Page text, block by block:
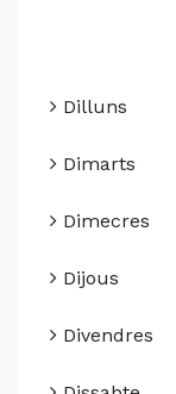
Dilluns
Dimarts
Dimecres
Dijous
Divendres